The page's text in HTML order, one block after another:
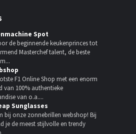
Spot
de beginnende keukenprinces tot
Masterchef talent, de beste
F1 Online Shop met een enorm
van 100% authentieke
van o.a....
Sunglasses
bij onze zonnebrillen webshop! Bij
je de meest stijlvolle en trendy